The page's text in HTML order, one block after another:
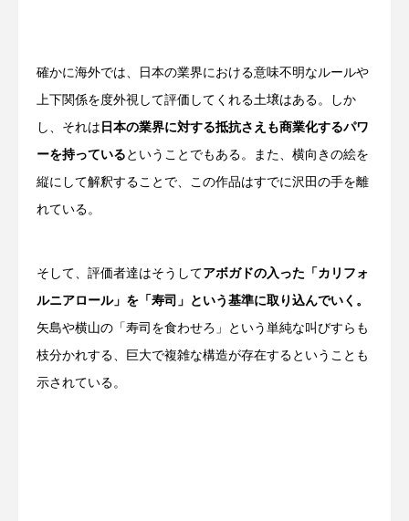
確かに海外では、日本の業界における意味不明なルールや
上下関係を度外視して評価してくれる土壌はある。しか
し、それは 日本の業界に対する抵抗さえも商業化するパワ
ーを持っている ということでもある。また、横向きの絵を
縦にして解釈することで、この作品はすでに沢田の手を離
れている。
そして、評価者達はそうしてアボガドの入った「カリフォ
ルニアロール」を「寿司」という基準に取り込んでいく。
矢島や横山の「寿司を食わせろ」という単純な叫びすらも
枝分かれする、巨大で複雑な構造が存在するということも
示されている。